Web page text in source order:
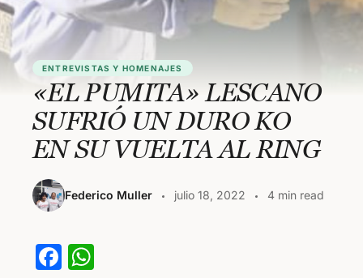
ENTREVISTAS Y HOMENAJES
«EL PUMITA» LESCANO
SUFRIÓ UN DURO KO
EN SU VUELTA AL RING
Federico Muller julio 18, 2022 4 min read
F